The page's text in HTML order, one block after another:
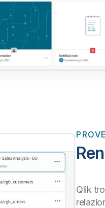
Qlik